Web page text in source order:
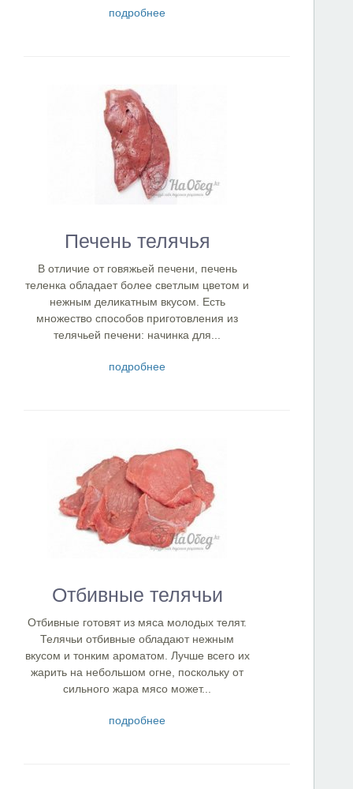
подробнее
Печень телячья
В отличие от говяжьей печени, печень
теленка обладает более светлым цветом и
нежным деликатным вкусом. Есть
множество способов приготовления из
телячьей печени: начинка для...
подробнее
Отбивные телячьи
Отбивные готовят из мяса молодых телят.
Телячьи отбивные обладают нежным
вкусом и тонким ароматом. Лучше всего их
жарить на небольшом огне, поскольку от
сильного жара мясо может...
подробнее